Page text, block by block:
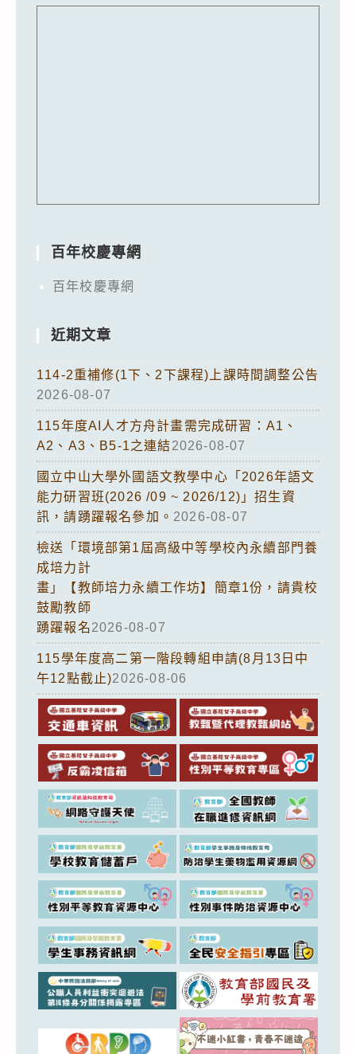
百年校慶專網
百年校慶專網
近期文章
114-2重補修(1下、2下課程)上課時間調整公告
2026-08-07
115年度AI人才方舟計畫需完成研習：A1、
A2、A3、B5-1之連結2026-08-07
國立中山大學外國語文教學中心「2026年語文
能力研習班(2026 /09 ~ 2026/12)」招生資
訊，請踴躍報名參加。 2026-08-07
檢送「環境部第1屆高級中等學校內永續部門養
成培力計
畫」【教師培力永續工作坊】簡章1份，請貴校
鼓勵教師
踴躍報名2026-08-07
115學年度高二第一階段轉組申請(8月13日中
午12點截止)2026-08-06